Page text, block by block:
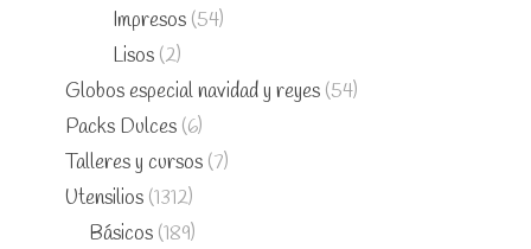
Impresos (54)
Lisos (2)
Globos especial navidad y reyes (54)
Packs Dulces (6)
Talleres y cursos (7)
Utensilios (1312)
Básicos (189)